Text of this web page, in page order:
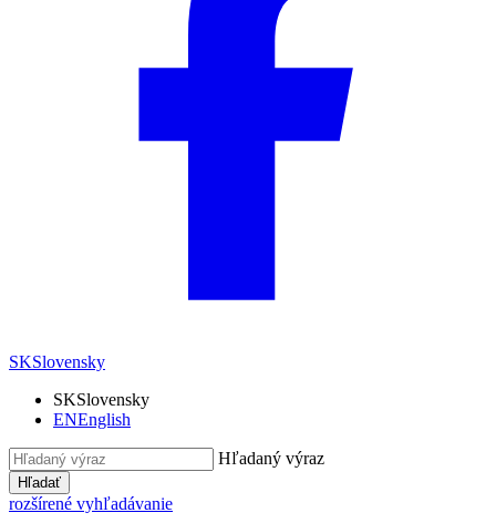
SKSlovensky
SKSlovensky
ENEnglish
Hľadaný výraz
Hľadať
rozšírené vyhľadávanie